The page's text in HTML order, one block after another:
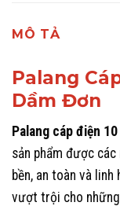
MÔ TẢ
Palang
Dầm Đơn
Palang cáp điện
sản phẩm được
bền, an toàn và
vượt trội cho